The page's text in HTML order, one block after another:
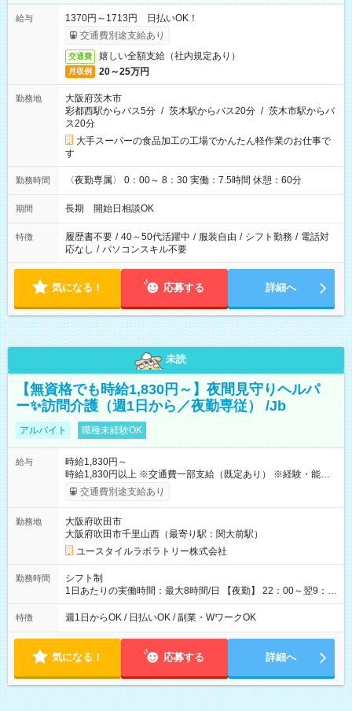
給与
1370円～1713円 日払いOK！
交通費別途支給あり
交通費 嬉しい全額支給（社内規定あり）
月収例 20～25万円
勤務地
大阪府茨木市
彩都西駅からバス5分 / 茨木駅からバス20分 / 茨木市駅からバ
ス20分
大手スーパーの食品加工の工場でかんたん軽作業のお仕事で
す
勤務時間 〈夜勤専属〉 0：00～ 8：30 実働：7.5時間 休憩：60分
期間 長期 開始日相談OK
特徴 履歴書不要 / 40～50代活躍中 / 服装自由 / シフト勤務 / 電話対
応なし / パソコンスキル不要
気になる！ 応募する 詳細へ
未読
【無資格でも時給1,830円～】夜間見守りヘルパ
ー✨訪問介護（週1日から／夜勤専従） /Jb
アルバイト 職種未経験OK
給与
時給1,830円～
時給1,830円以上 ※交通費一部支給（既定あり） ※経験・能力を
考慮して決定します 【収入例】 週1回勤務の場合：1,830円×8時
間×4回=5万8,560円 週3回勤務の場合：1,830円×8時間×12回
月 ※ 雇用形態と給与に、本採用時と異なる部分があります。 雇
用形態：本採用時と同じです。 給与：時給 1,610円以上
交通費別途支給あり
勤務地
大阪府吹田市
大阪府吹田市千里山西（最寄り駅：関大前駅）
ユースタイルラボラトリー株式会社
勤務時間
シフト制
1日あたりの実働時間：最大8時間/日 【夜勤】 22：00～翌9：
00 ※週1日～OK ／ 夜勤専従 ＊＊ 勤務時間例 ＊＊ ■22時か
ら翌7時 ■23時から翌8時 ■24時から翌9時 など ※上記の時間
ます。 ※曜日固定（毎週同じ曜日での勤務となります）
特徴 週1日からOK / 日払いOK / 副業・WワークOK
気になる！ 応募する 詳細へ